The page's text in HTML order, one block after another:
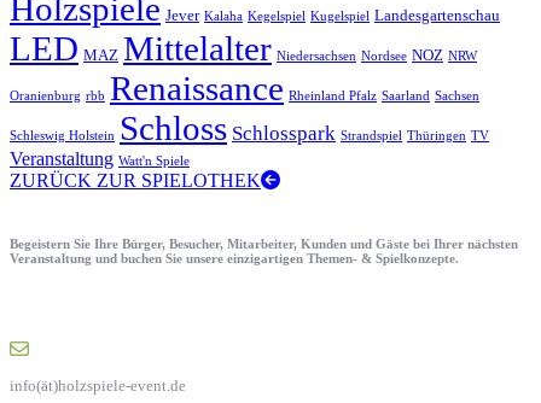
Holzspiele Jever Kalaha Kegelspiel Kugelspiel Landesgartenschau
LED MAZ Mittelalter Niedersachsen Nordsee NOZ NRW
Oranienburg rbb Renaissance Rheinland Pfalz Saarland Sachsen
Schleswig Holstein Schloss Schlosspark Strandspiel Thüringen TV
Veranstaltung Watt'n Spiele
ZURÜCK ZUR SPIELOTHEK
Begeistern Sie Ihre Bürger, Besucher, Mitarbeiter, Kunden und Gäste bei Ihrer nächsten
Veranstaltung und buchen Sie unsere einzigartigen Themen- & Spielkonzepte.
info(ät)holzspiele-event.de